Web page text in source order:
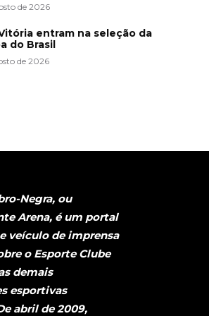
de 2026
entram na seleção da
do Brasil
de 2026
Negra, ou
Arena, é um portal
veículo de imprensa
o Esporte Clube
demais
esportivas
abril de 2009,